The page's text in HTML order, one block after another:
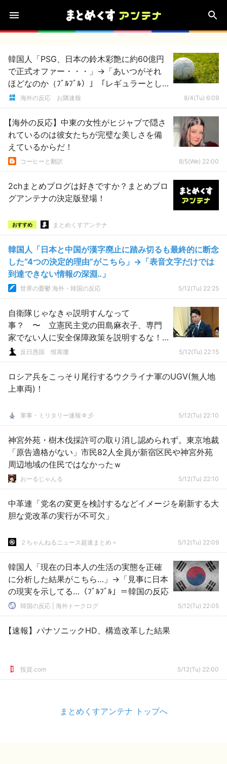
韓国人「PSG、日本の鈴木彩艶に約60億円
で正式オファー・・・」→「あいつがそれ
ほどなのか（ﾌﾞﾙﾌﾞﾙ）」「レギュラーとし
て出れるとは思わないけど、それでもやっ
海外の反応 お隣速報 8/4(Tu) 6:09
【海外の反応】中東の女性がヒジャブで隠さ
れているのは彼女たちが完璧な美しさを備
えているからだ！
コーヒーと翻訳 8/5(We) 22:00
2chまとめブログは好きですか？まとめブロ
グアンテナの決定版登場！
おすすめ まとめくすアンテナ
韓国人「日本と中国が漢字廃止に踏み切るも最終的に断念
した“4つの決定的理由”がこちら」→「表音文字だけでは
到達できない情報の深淵‥」
世界の憂鬱 海外・韓国の反応 5/12(Tu) 22:25
自衛隊じゃなきゃ説明すんなって
事？ 〜 立憲民主党の田島麻衣子、専門
家でない人に安全保障政策を説明するな！
と進次郎に訴える
反日愚国 恨寓瘻 5/12(Tu) 22:15
ロシア兵をこっそり尾行するウクライナ軍のUGV(無人地
上車両)！
軍事・ミリタリー速報☆彡 5/12(Tu) 22:10
神宮外苑・樹木伐採許可の取り消し認められず。東京地裁
「原告適格がない」市民82人全員が新宿区民や神宮外苑
周辺地域の住民ではなかったｗ
おーるじゃんる 5/12(Tu) 22:10
中革連「党名の変更を検討するなどイメージを刷新する大
胆な党改革の実行が不可欠」
２ちゃんねるニュース超速まとめ＋ 5/12(Tu) 22:09
韓国人「現在の日本人の生活の実態を正確
に分析した結果がこちら…」→「見事に日本
の現実を示してる…（ﾌﾞﾙﾌﾞﾙ」＝韓国の反応
韓国の反応 | 海外トークログ 5/12(Tu) 22:05
【速報】パナソニックHD、構造改革した結果
投資.com 5/12(Tu) 22:00
まとめくすアンテナ トップへ